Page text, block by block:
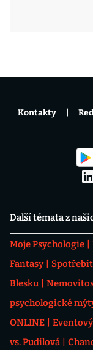
Další témata z
Moje Psychologie
Fantasy
Blesku
psychologické
ONLINE
vs. Pudilová
Kontakty